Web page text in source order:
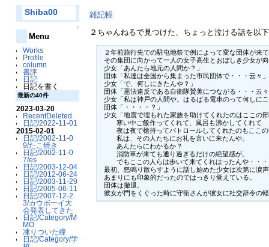
Shiba00
↑
Menu
Works
Profile
column
書評
日記
日記を書く
最新の40件
2023-03-20
RecentDeleted
日記/2022-11-01
2015-02-01
日記/2002-11-0
9/たこ焼き
日記/2002-11-0
7/es
日記/2003-12-04
日記/2012-06-24
日記/2003-11-29
日記/2005-06-11
日記/2007-12-2
3/カウボーイ大
会発表してきた
日記/Category/M
MO
凍りついた瞳
日記/Category/学
雑記帳
２ちゃんねるで見つけた、ちょっと泣ける話を以
２年前旅行先での駐屯地祭で例によって変な団体が来
その集団に向かって一人の女子高生とおぼしき少女が
少女「あんたら地元の人間か？」
団体「私達は全国から集まった市民団体で・・・云々」
少女「で、何しにきたんや？」
団体「憲法違反である自衛隊賛美につながる・・・云
少女「私は神戸の人間や。はるばる電車のって何しに
団体「・・・・？」
少女「地震で埋もれた家族を助けてくれたのはここの
    寒い中ご飯作ってくれて、風呂も沸かしてくれて
夜は夜で槍持ってパトロールしてくれたのもここ
    私は、その人たちにお礼を言いに来たんや。
    あんたらにわかるか？
    消防車が来ても通り過ぎるだけの絶望感が。
でもここの人らは歩いて来てくれはったんや・・
最初、怒鳴り散らすように話し始めた少女は次第に涙
あまりにも印象的だったのではっきり覚えている。
団体は撤退。
彼女が門をくぐった時に守衛さんが彼女に社交辞令の